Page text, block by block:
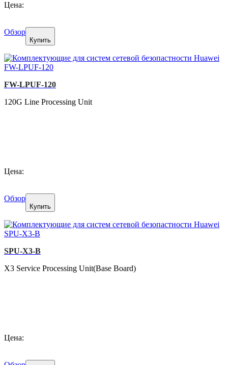
Цена:
Обзор
Купить
FW-LPUF-120
120G Line Processing Unit
Цена:
Обзор
Купить
SPU-X3-B
X3 Service Processing Unit(Base Board)
Цена: